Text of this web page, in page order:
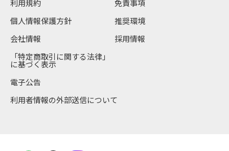
利用規約
免責事項
個人情報保護方針
推奨環境
会社情報
採用情報
「特定商取引に関する法律」
に基づく表示
電子公告
利用者情報の外部送信について